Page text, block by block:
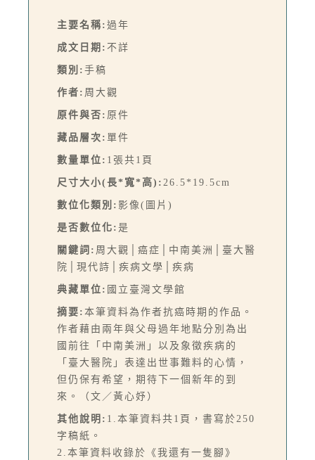
主要名稱: 過年
成文日期: 不詳
類別: 手稿
作者: 周大觀
原件與否: 原件
藏品層次: 單件
數量單位: 1張共1頁
尺寸大小(長*寬*高): 26.5*19.5cm
數位化類別: 影像(圖片)
是否數位化: 是
關鍵詞: 周大觀│癌症│中南美洲│臺大醫
院│現代詩│疾病文學│疾病
典藏單位: 國立臺灣文學館
摘要: 本筆資料為作者抗癌時期的作品。
作者藉由兩年與父母過年地點分別為出
國前往「中南美洲」以及象徵疾病的
「臺大醫院」表達出世事難料的心情，
但仍保有希望，期待下一個新年的到
來。（文／黃心妤）
其他說明: 1.本筆資料共1頁，書寫於250
字稿紙。
2.本筆資料收錄於《我還有一隻腳》